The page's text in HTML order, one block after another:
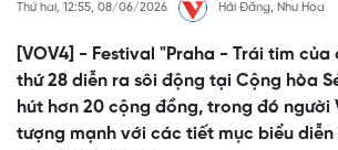
Thứ hai, 12:55, 08/06/2026 Hải Đăng, Như Hoa
[VOV4] - Festival "Praha - Trái tim
thứ 28 diễn ra sôi động tại Cộng hòa
hút hơn 20 cộng đồng, trong đó người
tượng mạnh với các tiết mục biểu